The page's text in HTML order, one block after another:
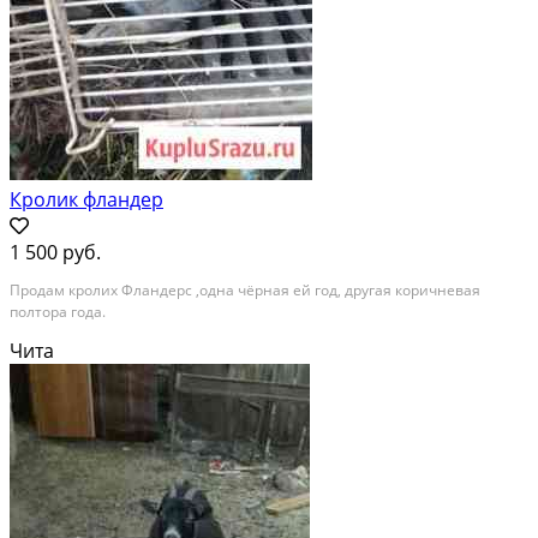
Кролик фландер
1 500 руб.
Продам кролих Фландерс ,одна чёрная ей год, другая коричневая
полтора года.
Чита